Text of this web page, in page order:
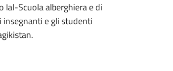
Ial-Scuola alberghiera e di
insegnanti e gli studenti